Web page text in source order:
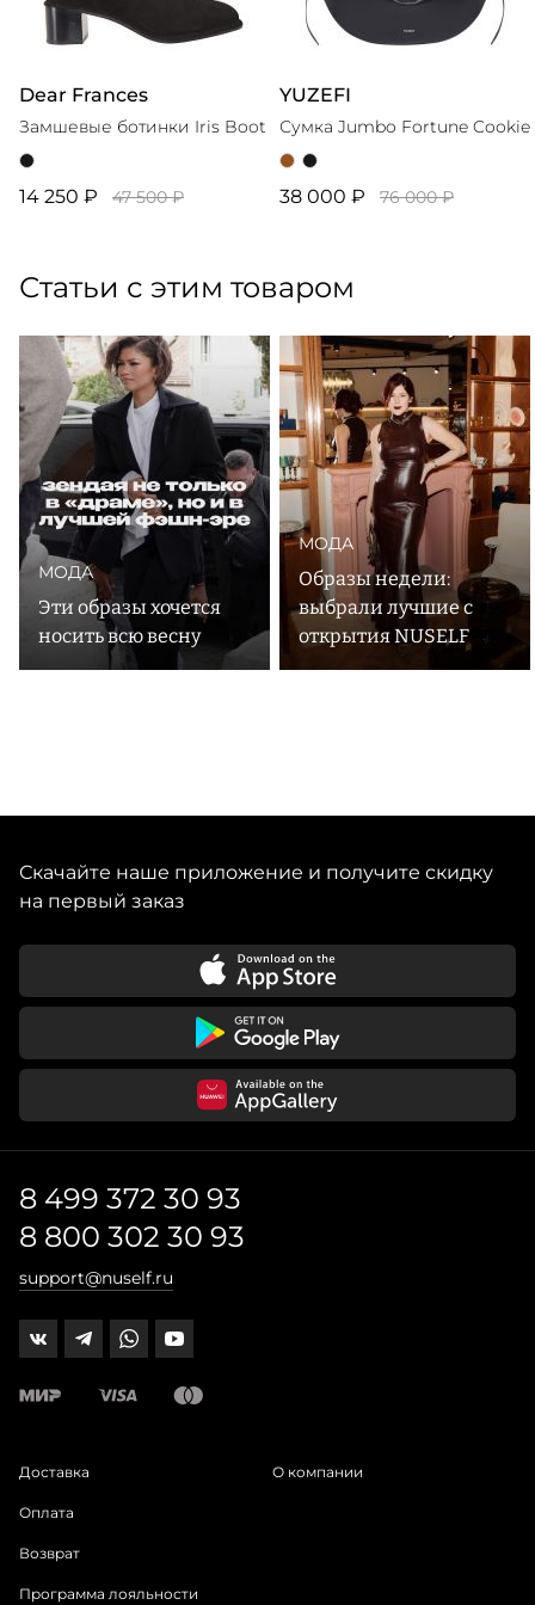
Dear Frances
Замшевые ботинки Iris Boot
14 250 ₽ 47 500 ₽
YUZEFI
Сумка Jumbo Fortune Cookie
38 000 ₽ 76 000 ₽
Статьи с этим товаром
МОДА
Эти образы хочется
носить всю весну
МОДА
Образы недели:
выбрали лучшие с
открытия NUSELF
Скачайте наше приложение и получите скидку
на первый заказ
8 499 372 30 93
8 800 302 30 93
support@nuself.ru
Доставка
Оплата
Возврат
Программа лояльности
О компании